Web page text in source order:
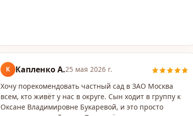
К Капленко А.25 мая 2026 г.
Хочу порекомендовать частный сад в ЗАО Москва
всем, кто живёт у нас в округе. Сын ходит в группу к
Оксане Владимировне Букаревой, и это просто